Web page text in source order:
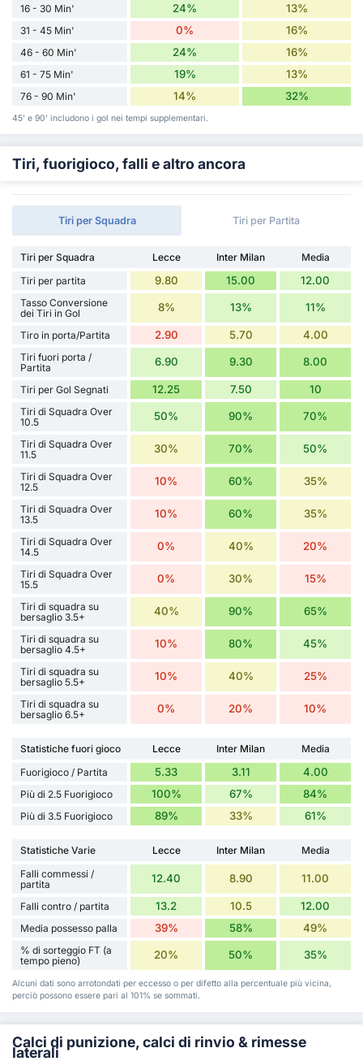
16 - 30 Min' 24% 13%
31 - 45 Min' 0% 16%
46 - 60 Min' 24% 16%
61 - 75 Min' 19% 13%
76 - 90 Min' 14% 32%
45' e 90' includono i gol nei tempi supplementari.
Tiri, fuorigioco, falli e altro ancora
Tiri per Squadra Tiri per Partita
Tiri per Squadra Lecce Inter Milan
Media
Tiri per partita
9.80 15.00 12.00
Tasso Conversione
dei Tiri in Gol
8% 13% 11%
Tiro in porta/Partita 2.90 5.70 4.00
Tiri fuori porta /
Partita
6.90 9.30 8.00
Tiri per Gol Segnati 12.25 7.50 10
Tiri di Squadra Over
10.5
50% 90% 70%
Tiri di Squadra Over
11.5
30% 70% 50%
Tiri di Squadra Over
12.5
10% 60% 35%
Tiri di Squadra Over
13.5
10% 60% 35%
Tiri di Squadra Over
14.5
0% 40% 20%
Tiri di Squadra Over
15.5
0% 30% 15%
Tiri di squadra su
bersaglio 3.5+
40% 90% 65%
Tiri di squadra su
bersaglio 4.5+
10% 80% 45%
Tiri di squadra su
bersaglio 5.5+
10% 40% 25%
Tiri di squadra su
bersaglio 6.5+
0% 20% 10%
Statistiche fuori gioco Lecce Inter Milan
Media
Fuorigioco / Partita
5.33 3.11 4.00
Più di 2.5 Fuorigioco 100% 67% 84%
Più di 3.5 Fuorigioco 89% 33% 61%
Statistiche Varie Lecce Inter Milan
Media
Falli commessi /
partita
12.40 8.90 11.00
Falli contro / partita 13.2 10.5 12.00
Media possesso palla 39% 58% 49%
% di sorteggio FT (a
tempo pieno)
20% 50% 35%
Alcuni dati sono arrotondati per eccesso o per difetto alla percentuale più vicina,
perciò possono essere pari al 101% se sommati.
Calci di punizione, calci di rinvio & rimesse
laterali